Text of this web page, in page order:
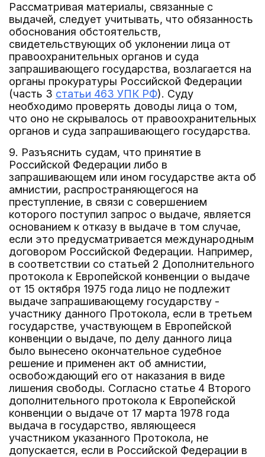
Рассматривая материалы, связанные с
выдачей, следует учитывать, что обязанность
обоснования обстоятельств,
свидетельствующих об уклонении лица от
правоохранительных органов и суда
запрашивающего государства, возлагается на
органы прокуратуры Российской Федерации
(часть 3 статьи 463 УПК РФ). Суду
необходимо проверять доводы лица о том,
что оно не скрывалось от правоохранительных
органов и суда запрашивающего государства.
9. Разъяснить судам, что принятие в
Российской Федерации либо в
запрашивающем или ином государстве акта об
амнистии, распространяющегося на
преступление, в связи с совершением
которого поступил запрос о выдаче, является
основанием к отказу в выдаче в том случае,
если это предусматривается международным
договором Российской Федерации. Например,
в соответствии со статьей 2 Дополнительного
протокола к Европейской конвенции о выдаче
от 15 октября 1975 года лицо не подлежит
выдаче запрашивающему государству -
участнику данного Протокола, если в третьем
государстве, участвующем в Европейской
конвенции о выдаче, по делу данного лица
было вынесено окончательное судебное
решение и применен акт об амнистии,
освобождающий его от наказания в виде
лишения свободы. Согласно статье 4 Второго
дополнительного протокола к Европейской
конвенции о выдаче от 17 марта 1978 года
выдача в государство, являющееся
участником указанного Протокола, не
допускается, если в Российской Федерации в